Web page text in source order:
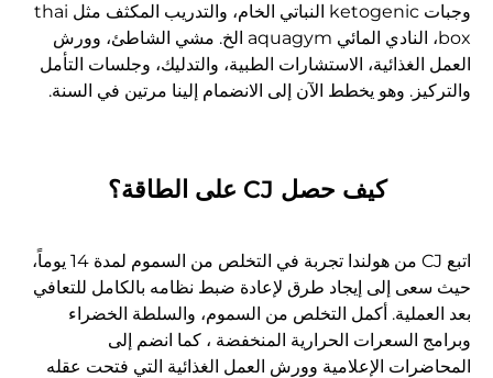
وجبات ketogenic النباتي الخام، والتدريب المكثف مثل thai
box، النادي المائي aquagym الخ. مشي الشاطئ، وورش
العمل الغذائية، الاستشارات الطبية، والتدليك، وجلسات التأمل
والتركيز. وهو يخطط الآن إلى الانضمام إلينا مرتين في السنة.
كيف حصل CJ على الطاقة؟
اتبع CJ من هولندا تجربة في التخلص من السموم لمدة 14 يوماً،
حيث سعى إلى إيجاد طرق لإعادة ضبط نظامه بالكامل للتعافي
بعد العملية. أكمل التخلص من السموم، والسلطة الخضراء
وبرامج السعرات الحرارية المنخفضة ، كما انضم إلى
المحاضرات الإعلامية وورش العمل الغذائية التي فتحت عقله